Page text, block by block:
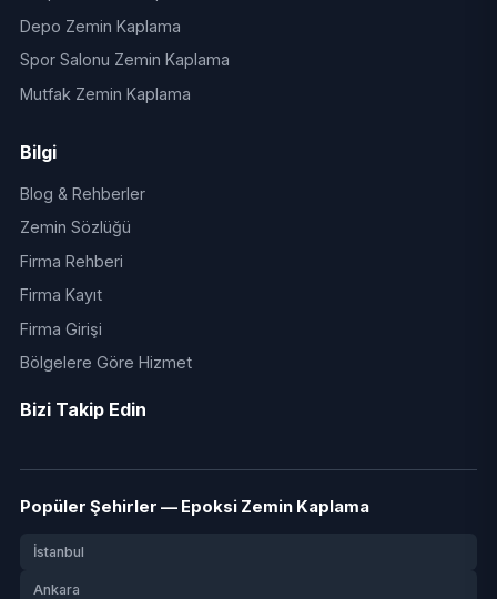
Depo Zemin Kaplama
Spor Salonu Zemin Kaplama
Mutfak Zemin Kaplama
Bilgi
Blog & Rehberler
Zemin Sözlüğü
Firma Rehberi
Firma Kayıt
Firma Girişi
Bölgelere Göre Hizmet
Bizi Takip Edin
Popüler Şehirler — Epoksi Zemin Kaplama
İstanbul
Ankara